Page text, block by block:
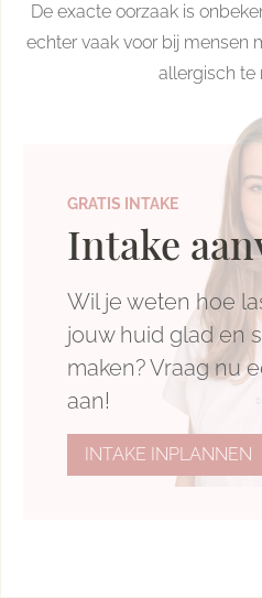
De exacte oorzaak is
echter vaak voor bij mensen
allergisch te
GRATIS INTAKE
Intake
Wil je weten hoe
jouw huid glad en
maken? Vraag nu
aan!
INTAKE INPLANNEN